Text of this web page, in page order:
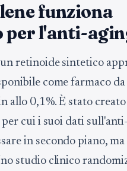
funziona
per l'anti-
un retinoide sintetico
come farmaco da
allo 0,1%. È stato
per cui i suoi dati
in secondo piano,
studio clinico